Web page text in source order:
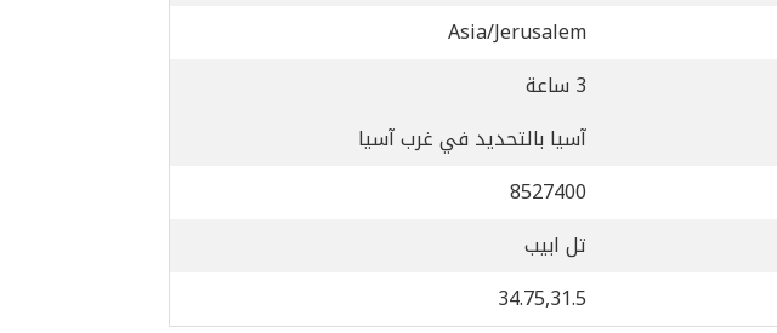
Asia/Jerusalem
3 ساعة
آسيا بالتحديد في غرب آسيا
8527400
تل ابيب
34.75,31.5